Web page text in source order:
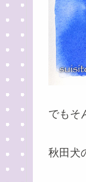
でもそ
秋田犬